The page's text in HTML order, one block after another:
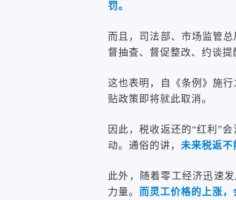
罚。
而且，司法部、市场监管
督抽查、督促整改、约谈提
这也表明，自《条例》施
贴政策即将就此取消。
因此，税收返还的“红利”
动。通俗的讲， 未来税返不
此外，随着零工经济迅速
力量。 而灵工价格的上涨，